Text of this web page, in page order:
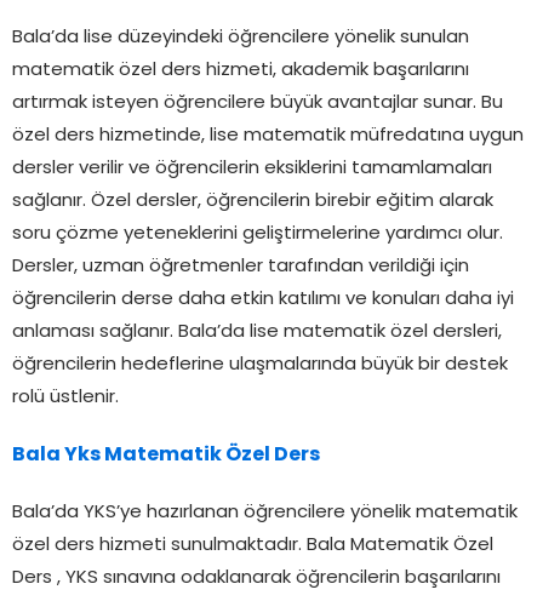
Bala’da lise düzeyindeki öğrencilere yönelik sunulan
matematik özel ders hizmeti, akademik başarılarını
artırmak isteyen öğrencilere büyük avantajlar sunar. Bu
özel ders hizmetinde, lise matematik müfredatına uygun
dersler verilir ve öğrencilerin eksiklerini tamamlamaları
sağlanır. Özel dersler, öğrencilerin birebir eğitim alarak
soru çözme yeteneklerini geliştirmelerine yardımcı olur.
Dersler, uzman öğretmenler tarafından verildiği için
öğrencilerin derse daha etkin katılımı ve konuları daha iyi
anlaması sağlanır. Bala’da lise matematik özel dersleri,
öğrencilerin hedeflerine ulaşmalarında büyük bir destek
rolü üstlenir.
Bala Yks Matematik Özel Ders
Bala’da YKS’ye hazırlanan öğrencilere yönelik matematik
özel ders hizmeti sunulmaktadır. Bala Matematik Özel
Ders , YKS sınavına odaklanarak öğrencilerin başarılarını